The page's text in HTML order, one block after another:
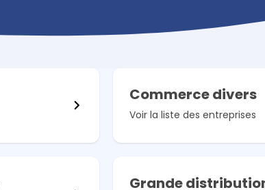
Commerce divers
Voir la liste des entreprises
Grande